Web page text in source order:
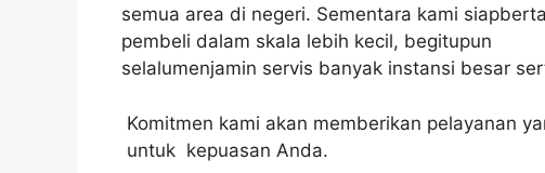
semua area di negeri. Sementara kami
pembeli dalam skala lebih kecil, begitupun
selalumenjamin servis banyak instansi besar
Komitmen kami akan memberikan pelayanan
untuk kepuasan Anda.